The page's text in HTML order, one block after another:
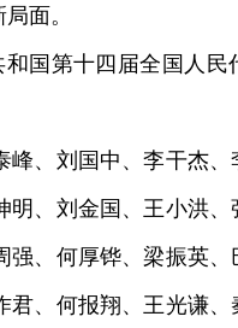
面。
第十四届全国人民
、刘国中、李干杰、
、刘金国、王小洪
、何厚铧、梁振英、
、何报翔、王光谦